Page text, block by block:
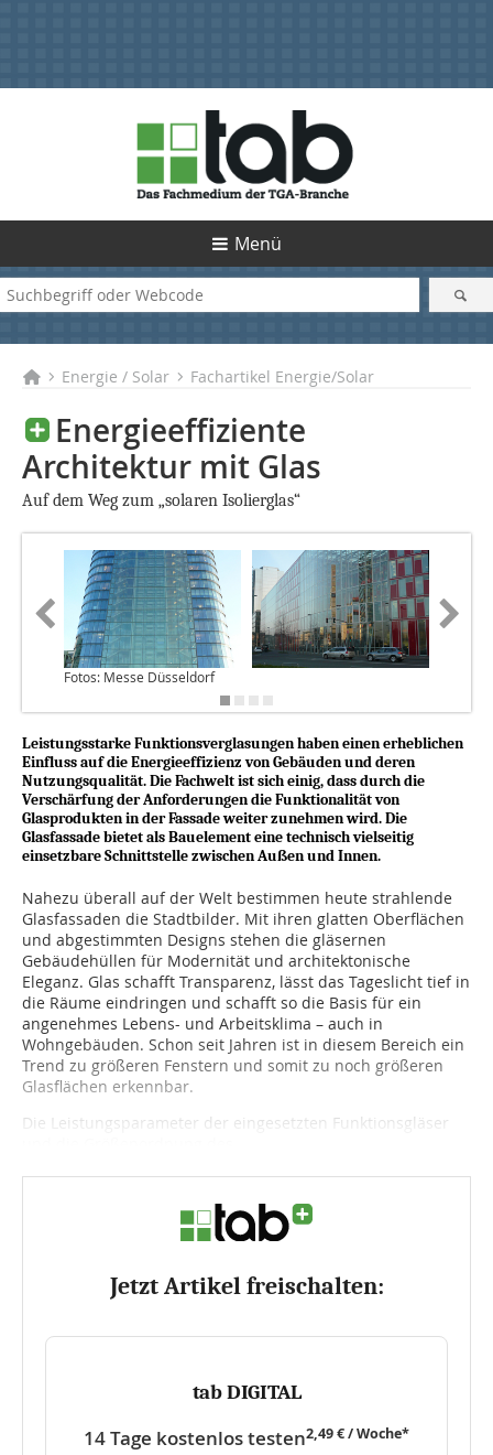
Menü
Energie / Solar Fachartikel Energie/Solar
Energieeffiziente
Architektur mit Glas
Auf dem Weg zum „solaren Isolierglas“
Fotos: Messe Düsseldorf
Leistungsstarke Funktionsverglasungen haben einen erheblichen
Einfluss auf die Energieeffizienz von Gebäuden und deren
Nutzungsqualität. Die Fachwelt ist sich einig, dass durch die
Verschärfung der Anforderungen die Funktionalität von
Glasprodukten in der Fassade weiter zunehmen wird. Die
Glasfassade bietet als Bauelement eine technisch vielseitig
einsetzbare Schnittstelle zwischen Außen und Innen.
Nahezu überall auf der Welt bestimmen heute strah­lende
Glasfassaden die Stadt­bilder. Mit ihren glatten Ober­flächen
und abgestimmten De­signs stehen die gläsernen
Gebäudehüllen für Modernität und architektonische
Eleganz. Glas schafft Transparenz, lässt das Tageslicht tief in
die Räume eindringen und schafft so die Ba­sis für ein
angenehmes Lebens- und Arbeitsklima – auch in
Wohngebäuden. Schon seit Jahren ist in diesem Bereich ein
Trend zu größeren Fenstern und somit zu noch größeren
Glasflächen erkennbar.
Die Leistungsparameter der ein­gesetzten Funktionsgläser
Jetzt Artikel freischalten:
tab DIGITAL
14 Tage kostenlos testen2,49 € / Woche*